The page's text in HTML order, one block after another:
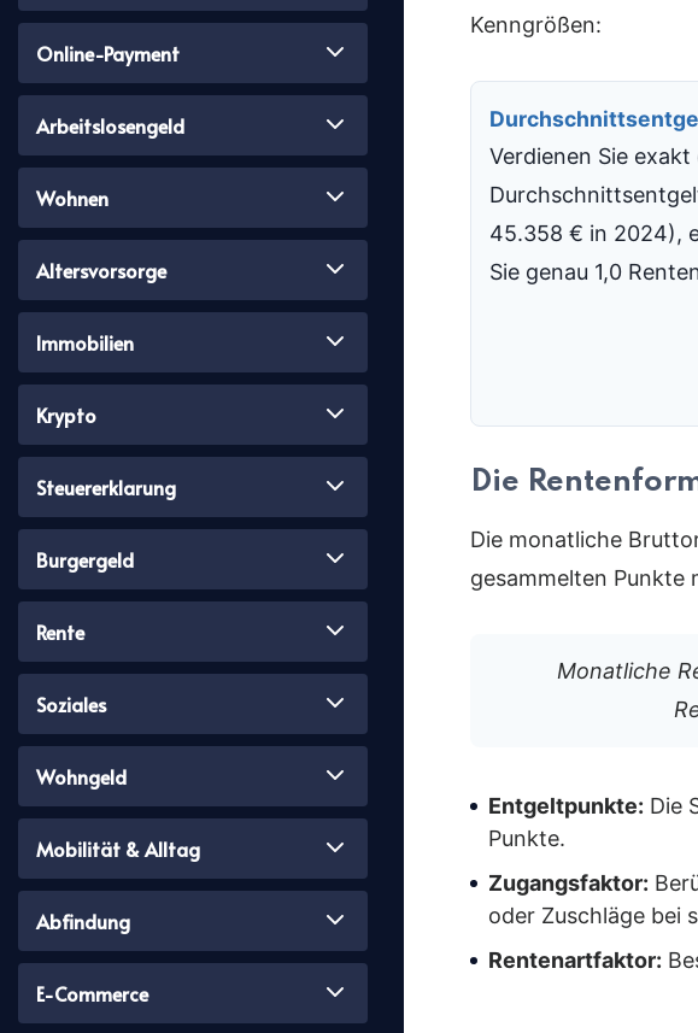
Online-Payment
Arbeitslosengeld
Wohnen
Altersvorsorge
Immobilien
Krypto
Steuererklarung
Burgergeld
Rente
Soziales
Wohngeld
Mobilität & Alltag
Abfindung
E-Commerce
Kenngrößen:
Verdienen Sie exakt
45.358 € in 2024),
Sie genau 1,0
Die
Die monatliche
gesammelten Punkte
Monatliche
Entgeltpunkte: Die
Punkte.
Zugangsfaktor:
oder Zuschläge bei
Rentenartfaktor: